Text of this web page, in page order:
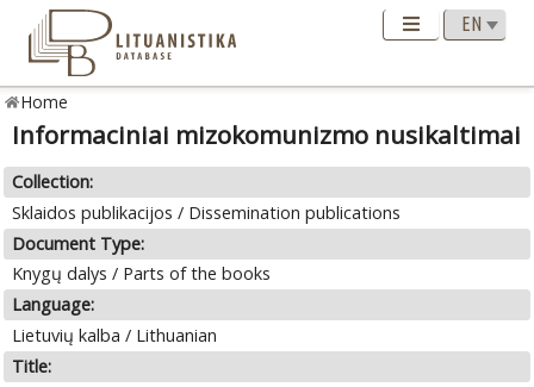
Home
Informaciniai mizokomunizmo nusikaltimai
Collection:
Sklaidos publikacijos / Dissemination publications
Document Type:
Knygų dalys / Parts of the books
Language:
Lietuvių kalba / Lithuanian
Title: